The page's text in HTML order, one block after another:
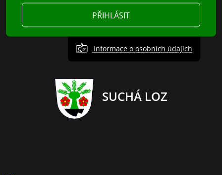
PŘIHLÁSIT
Informace o osobních údajích
SUCHÁ LOZ